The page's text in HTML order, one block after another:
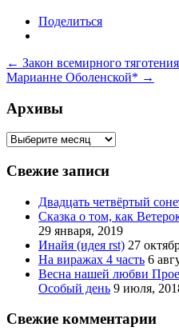
Поделиться
Навигация
по
записям
← Закон всемирного
Марианне Оболенской* →
Архивы
Архивы
Свежие записи
Двадцать четвёртый
Сказка о том, как
29 января, 2019
Инайя (идея rst) 27
На виражах 4 часть 6
Весна нашей любви
Особый день 9 июля,
Свежие комментарии